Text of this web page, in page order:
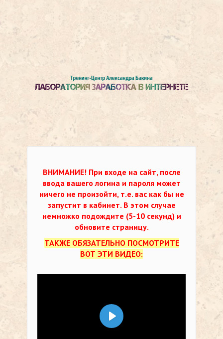
ВНИМАНИЕ! При входе на сайт, после
ввода вашего логина и пароля может
ничего не произойти, т.е. вас как бы не
запустит в кабинет. В этом случае
немножко подождите (5-10 секунд) и
обновите страницу.
ТАКЖЕ ОБЯЗАТЕЛЬНО ПОСМОТРИТЕ
ВОТ ЭТИ ВИДЕО:
Воспроизвести